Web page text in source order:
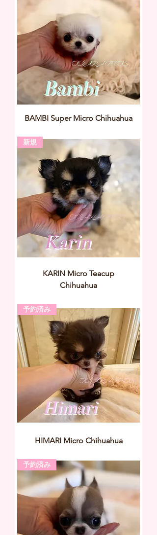
BAMBI Super Micro Chihuahua
新規
KARIN Micro Teacup
Chihuahua
予約済み
HIMARI Micro Chihuahua
予約済み